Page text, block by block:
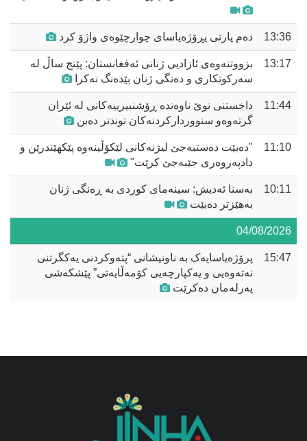
13:36 دەم پارتی پڕۆژەیاسای چوارچێوەی واژۆ کرد
13:17
بزووتنەوەی ئازادیی ژنانی ئەفغانستان: پێنج ساڵ لە
سەرکوتکاری و دەنگی ژنان بێدەنگ نەکرا
11:44
داخستنی نوێ ناوەندە ڕۆشنبیرییەکانی لە ئێران
گرتەوەو سنووردارکردنەکان توندتر دەبن
11:10
"دەبێت دەستبەجێ لیژنەکانی لێکۆڵینەوە پێکهێندرێن و
دادپەروەری جێبەجێ کرێت"
10:11
بەسنا ئەدیش: سینەمای کوردی بە ڕەنگی ژنان
بەهێزتر دەبێت
04/08/2026
15:47
پرۆژەیاسایەک بە ناونیشانی “پتەوکردنی یەکگرتنی
نەتەوەیی و یەکپارچەیی کۆمەڵایەتی” پێشکەشی
پەرلەمان دەکرێت